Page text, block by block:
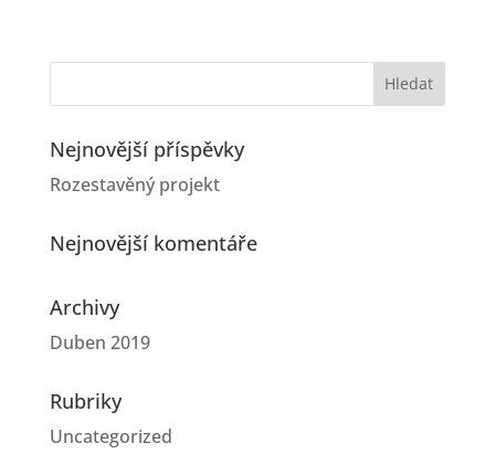
Nejnovější příspěvky
Rozestavěný projekt
Nejnovější komentáře
Archivy
Duben 2019
Rubriky
Uncategorized